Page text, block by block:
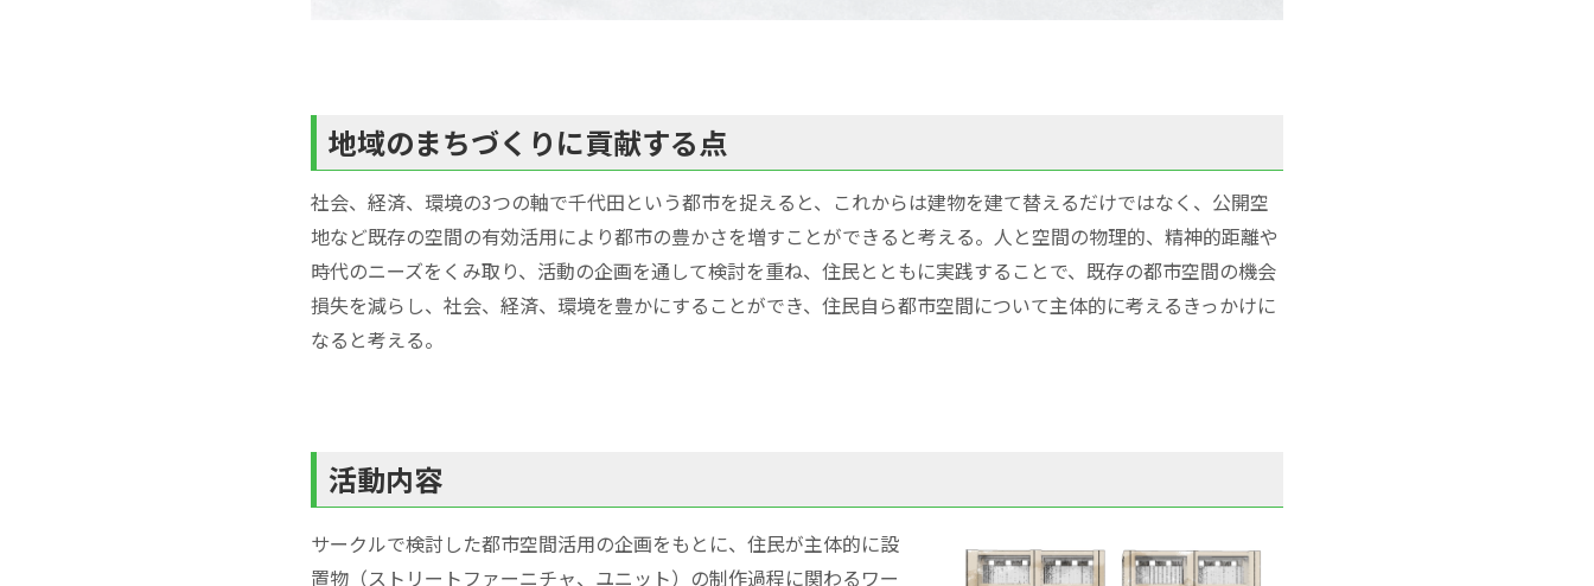
地域のまちづくりに貢献する点
社会、経済、環境の3つの軸で千代田という都市を捉えると、これからは建物を建て替えるだけではなく、公開空
地など既存の空間の有効活用により都市の豊かさを増すことができると考える。人と空間の物理的、精神的距離や
時代のニーズをくみ取り、活動の企画を通して検討を重ね、住民とともに実践することで、既存の都市空間の機会
損失を減らし、社会、経済、環境を豊かにすることができ、住民自ら都市空間について主体的に考えるきっかけに
なると考える。
活動内容
サークルで検討した都市空間活用の企画をもとに、住民が主体的に設
置物（ストリートファーニチャ、ユニット）の制作過程に関わるワー